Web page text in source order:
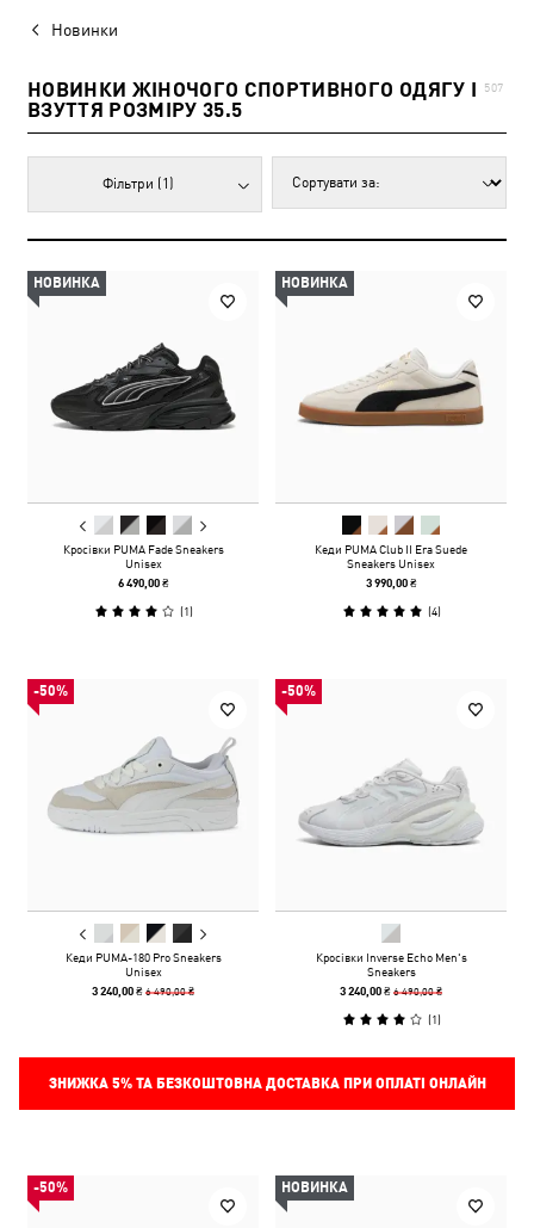
Новинки
НОВИНКИ ЖІНОЧОГО СПОРТИВНОГО ОДЯГУ І
ВЗУТТЯ РОЗМІРУ 35.5
507
Фільтри (1)
НОВИНКА
Кросівки PUMA Fade Sneakers
Unisex
6 490,00 ₴
(1)
НОВИНКА
Кеди PUMA Club II Era Suede
Sneakers Unisex
3 990,00 ₴
(4)
-50%
Кеди PUMA-180 Pro Sneakers
Unisex
3 240,00 ₴6 490,00 ₴
-50%
Кросівки Inverse Echo Men's
Sneakers
3 240,00 ₴6 490,00 ₴
(1)
ЗНИЖКА 5%ТА БЕЗКОШТОВНА ДОСТАВКА ПРИ ОПЛАТІ ОНЛАЙН
-50% НОВИНКА